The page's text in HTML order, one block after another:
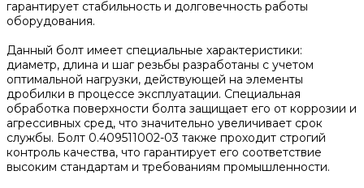
гарантирует стабильность и долговечность работы
оборудования.
Данный болт имеет специальные характеристики:
диаметр, длина и шаг резьбы разработаны с учетом
оптимальной нагрузки, действующей на элементы
дробилки в процессе эксплуатации. Специальная
обработка поверхности болта защищает его от коррозии и
агрессивных сред, что значительно увеличивает срок
службы. Болт 0.409511002-03 также проходит строгий
контроль качества, что гарантирует его соответствие
высоким стандартам и требованиям промышленности.